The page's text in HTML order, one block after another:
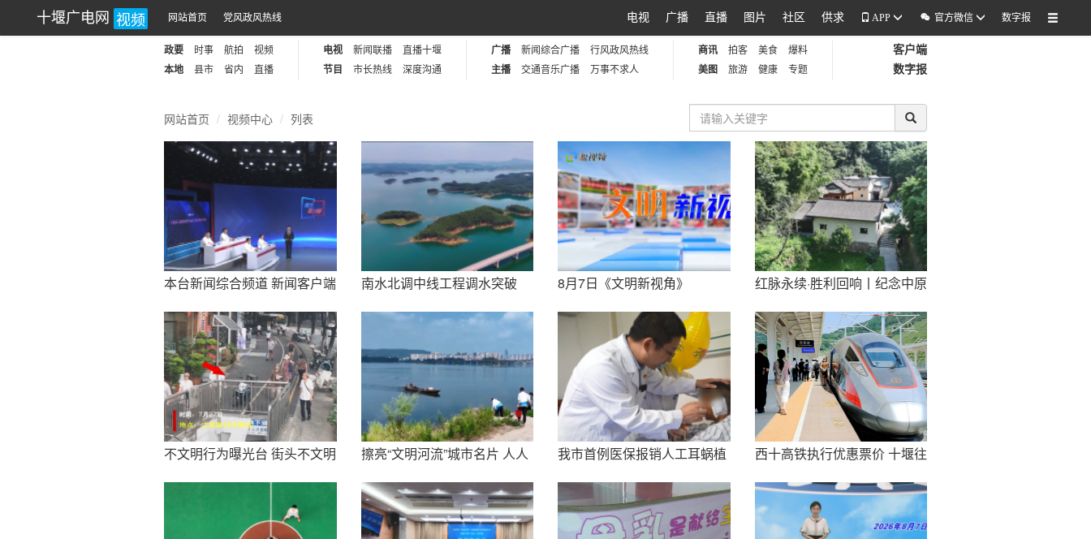
十堰广电网 视频 网站首页 党风政风热线 电视 广播 直播 图片 社区 供求 APP  官方微信 数字报
政要 时事 航拍
视频
本地
县市 省内 直播
电视 新闻联播
直播十堰
节目
市长热线 深度沟通
广播 新闻综合广播
行风政风热线
主播
交通音乐广播 万事不求人
商讯 拍客 美食
爆料
美图
旅游 健康 专题
客户端
数字报
网站首页 视频中心 列表
本台新闻综合频道 新闻客户端
微信视频号今晚同步播出 《周
五面对面》聚焦竹溪：建强省
际节点县 做优农旅大文章
南水北调中线工程调水突破
800亿立方米
8月7日《文明新视角》
红脉永续·胜利回响丨纪念中原
突围胜利80周年系列短视频
——古院
不文明行为曝光台 街头不文明
行为曝光
擦亮“文明河流”城市名片 人人
争当守井人
我市首例医保报销人工耳蜗植
入手术成功实施
西十高铁执行优惠票价 十堰往
返西安6.4折起